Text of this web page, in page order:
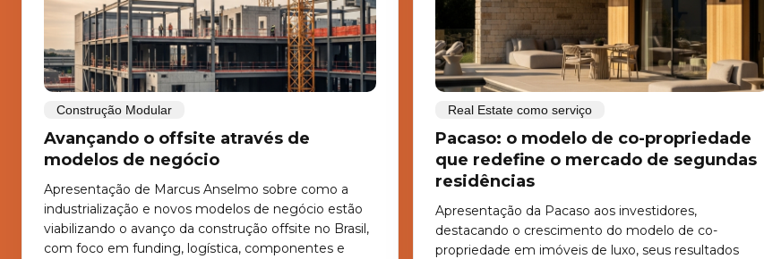
Construção Modular
Avançando o offsite através de
modelos de negócio
Apresentação de Marcus Anselmo sobre como a
industrialização e novos modelos de negócio estão
viabilizando o avanço da construção offsite no Brasil,
com foco em funding, logística, componentes e
Real Estate como serviço
Pacaso: o modelo de co-propriedade
que redefine o mercado de segundas
residências
Apresentação da Pacaso aos investidores,
destacando o crescimento do modelo de co-
propriedade em imóveis de luxo, seus resultados